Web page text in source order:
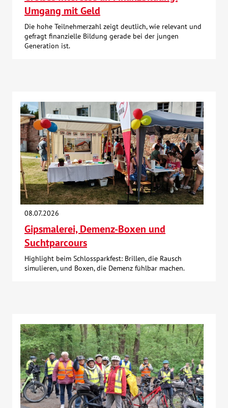
Umgang mit Geld
Die hohe Teilnehmerzahl zeigt deutlich, wie relevant und
gefragt finanzielle Bildung gerade bei der jungen
Generation ist.
08.07.2026
Gipsmalerei, Demenz-Boxen und
Suchtparcours
Highlight beim Schlossparkfest: Brillen, die Rausch
simulieren, und Boxen, die Demenz fühlbar machen.